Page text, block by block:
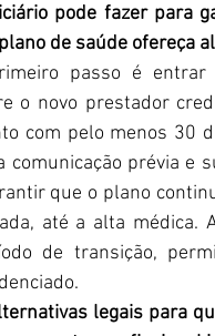
pode fazer para
de saúde ofereça
passo é
o novo prestador
com pelo menos 30
comunicação prévia e
que o plano
até a alta médica.
de transição,
legais para